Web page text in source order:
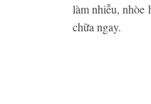
làm nhiễu, nhòe
chữa ngay.